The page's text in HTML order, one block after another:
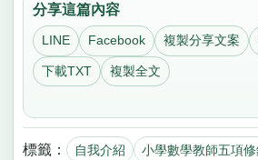
分享這篇內容
LINE Facebook 複製分享文案
下載TXT 複製全文
標籤： 自我介紹 小學數學教師五項修